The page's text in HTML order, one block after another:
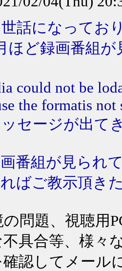
話になってお
ほど録画番組
could not be
the formatis not
セージが出て
番組が見られ
ばご教示頂き
問題、視聴用
具合等、様々
認してメール